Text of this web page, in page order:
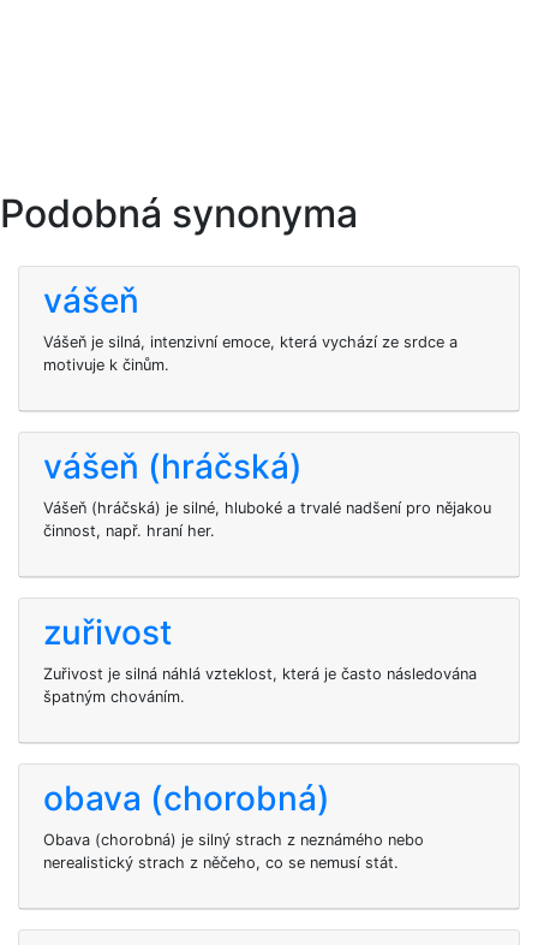
Podobná synonyma
vášeň
Vášeň je silná, intenzivní emoce, která vychází ze srdce a
motivuje k činům.
vášeň (hráčská)
Vášeň (hráčská) je silné, hluboké a trvalé nadšení pro nějakou
činnost, např. hraní her.
zuřivost
Zuřivost je silná náhlá vzteklost, která je často následována
špatným chováním.
obava (chorobná)
Obava (chorobná) je silný strach z neznámého nebo
nerealistický strach z něčeho, co se nemusí stát.